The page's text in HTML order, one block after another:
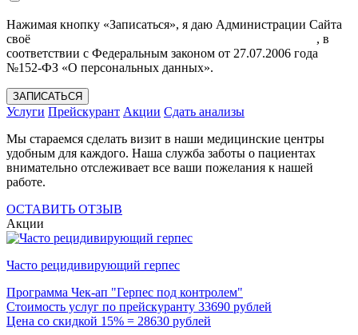
Нажимая кнопку «Записаться», я даю Администрации Сайта
своё
, в
соответствии с Федеральным законом от 27.07.2006 года
№152-ФЗ «О персональных данных».
ЗАПИСАТЬСЯ
Услуги Прейскурант Акции Сдать анализы
Мы стараемся сделать визит в наши медицинские центры
удобным для каждого. Наша служба заботы о пациентах
внимательно отслеживает все ваши пожелания к нашей
работе.
ОСТАВИТЬ ОТЗЫВ
Акции
Часто рецидивирующий герпес
Программа Чек-ап "Герпес под контролем"
Стоимость услуг по прейскуранту 33690 рублей
Цена со скидкой 15% = 28630 рублей